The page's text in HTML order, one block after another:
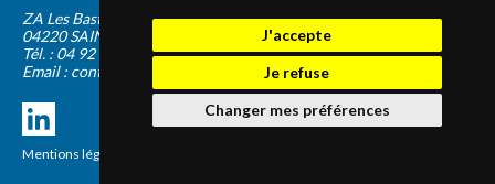
J'accepte
Je refuse
Changer mes préférences
ZA Les Bastides Blanches
04220 SAINTE-TULLE
Tél. : 04 92 75 89 55
Email : contact@panapieces.com
Mentions légales